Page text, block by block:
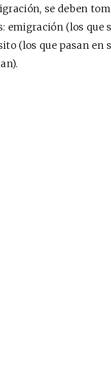
se deben
emigración (los que
(los que pasan en
Cine
EDICIÓN ESPAÑA
SUSCRÍBETE